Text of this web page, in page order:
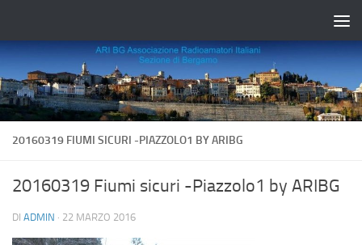
20160319 FIUMI SICURI -PIAZZOLO1 BY ARIBG
20160319 Fiumi sicuri -Piazzolo1 by ARIBG
DI ADMIN · 22 MARZO 2016